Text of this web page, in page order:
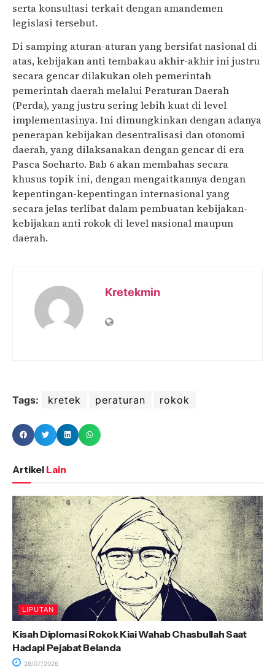
serta konsultasi terkait dengan amandemen
legislasi tersebut.
Di samping aturan-aturan yang bersifat nasional di
atas, kebijakan anti tembakau akhir-akhir ini justru
secara gencar dilakukan oleh pemerintah
pemerintah daerah melalui Peraturan Daerah
(Perda), yang justru sering lebih kuat di level
implementasinya. Ini dimungkinkan dengan adanya
penerapan kebijakan desentralisasi dan otonomi
daerah, yang dilaksanakan dengan gencar di era
Pasca Soeharto. Bab 6 akan membahas secara
khusus topik ini, dengan mengaitkannya dengan
kepentingan-kepentingan internasional yang
secara jelas terlibat dalam pembuatan kebijakan-
kebijakan anti rokok di level nasional maupun
daerah.
Kretekmin
Tags: kretek peraturan rokok
Artikel Lain
LIPUTAN
Kisah Diplomasi Rokok Kiai Wahab Chasbullah Saat
Hadapi Pejabat Belanda
28/07/2026